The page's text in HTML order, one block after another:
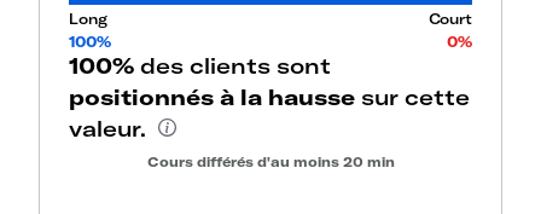
Long
Court
100%
0%
100% des clients sont
positionnés à la hausse sur cette
valeur.
Cours différés d'au moins 20 min